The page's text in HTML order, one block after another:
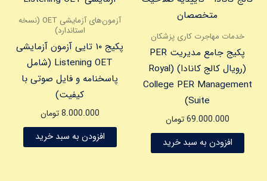
شوند
خدمات مهاجرت کاری پزشکان
پکیج جامع مدیریت PER
(رویال کالج کانادا) (Royal
College PER Management
Suite)
69.000.000 تومان
افزودن به سبد خرید
آزمون‌های آزمایشی OET (نسخه
استاندارد)
پکیج ۱۰ تایی آزمون آزمایشی
Listening OET (شامل
پاسخنامه و فایل صوتی با
کیفیت)
8.000.000 تومان
افزودن به سبد خرید